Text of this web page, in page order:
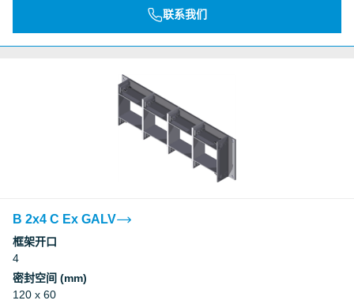
联系我们
B 2x4 C Ex GALV
框架开口
4
密封空间 (mm)
120 x 60